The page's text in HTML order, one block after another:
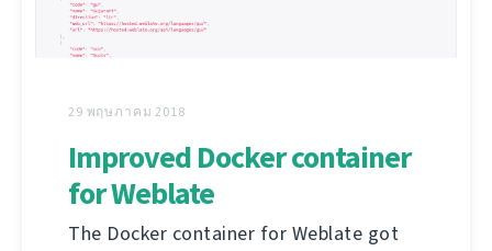
29 พฤษภาคม 2018
Improved Docker container
for Weblate
The Docker container for Weblate got